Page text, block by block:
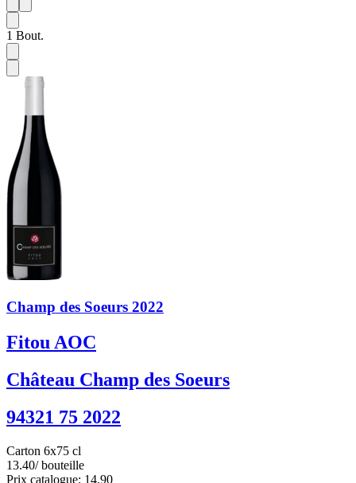
1
1 Bout.
Champ des Soeurs 2022
Fitou AOC
Château Champ des Soeurs
94321 75 2022
Carton 6x75 cl
13.40/ bouteille
Prix catalogue: 14.90